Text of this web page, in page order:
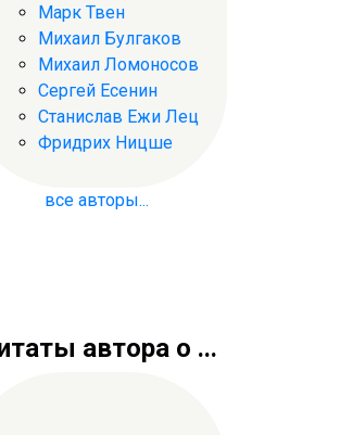
Марк Твен
Михаил Булгаков
Михаил Ломоносов
Сергей Есенин
Станислав Ежи Лец
Фридрих Ницше
все авторы...
автора о ...